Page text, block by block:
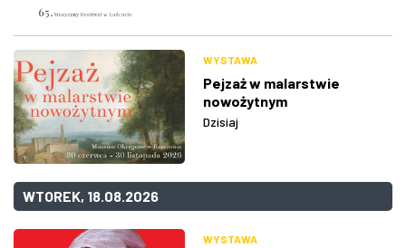
WYSTAWA
Pejzaż w malarstwie
nowożytnym
Dzisiaj
WTOREK, 18.08.2026
WYSTAWA